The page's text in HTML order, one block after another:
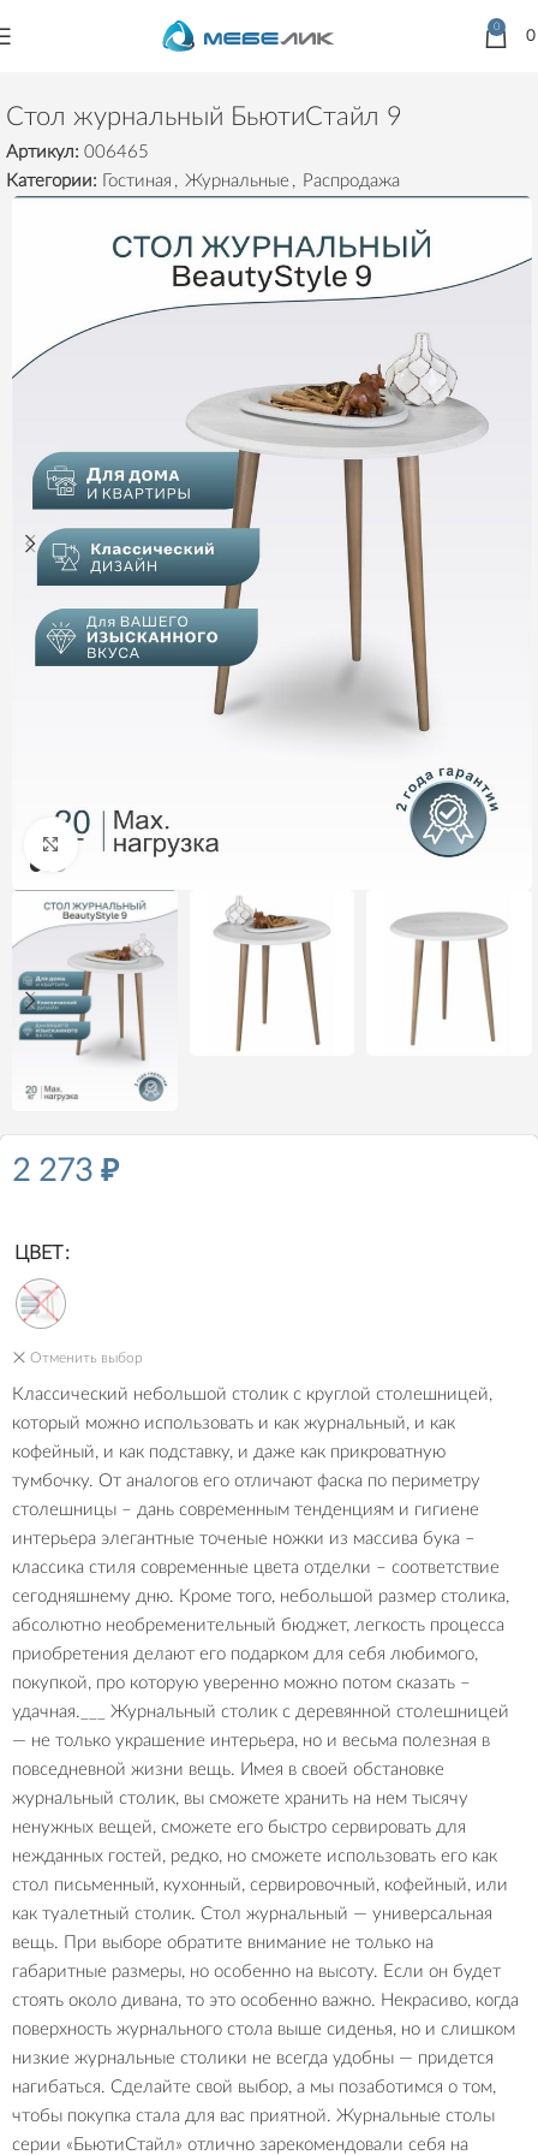
0
Стол журнальный БьютиСтайл 9
Артикул: 006465
Категории:
Гостиная , Журнальные , Распродажа
Нажмите, чтобы увеличить
2 273 ₽
ЦВЕТ
Отменить выбор
Классический небольшой столик с круглой столешницей,
который можно использовать и как журнальный, и как
кофейный, и как подставку, и даже как прикроватную
тумбочку. От аналогов его отличают фаска по периметру
столешницы – дань современным тенденциям и гигиене
интерьера элегантные точеные ножки из массива бука –
классика стиля современные цвета отделки – соответствие
сегодняшнему дню. Кроме того, небольшой размер столика,
абсолютно необременительный бюджет, легкость процесса
приобретения делают его подарком для себя любимого,
покупкой, про которую уверенно можно потом сказать –
удачная.___ Журнальный столик с деревянной столешницей
— не только украшение интерьера, но и весьма полезная в
повседневной жизни вещь. Имея в своей обстановке
журнальный столик, вы сможете хранить на нем тысячу
ненужных вещей, сможете его быстро сервировать для
нежданных гостей, редко, но сможете использовать его как
стол письменный, кухонный, сервировочный, кофейный, или
как туалетный столик. Стол журнальный — универсальная
вещь. При выборе обратите внимание не только на
габаритные размеры, но особенно на высоту. Если он будет
стоять около дивана, то это особенно важно. Некрасиво, когда
поверхность журнального стола выше сиденья, но и слишком
низкие журнальные столики не всегда удобны — придется
нагибаться. Сделайте свой выбор, а мы позаботимся о том,
чтобы покупка стала для вас приятной. Журнальные столы
серии «БьютиСтайл» отлично зарекомендовали себя на